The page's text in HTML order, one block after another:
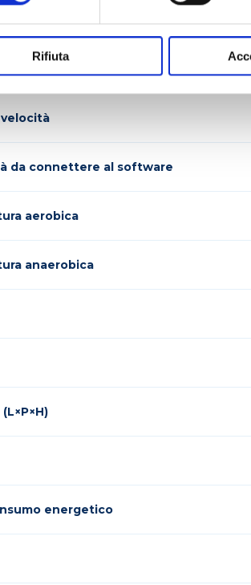
Rifiuta
da connettere al software
aerobica
anaerobica
energetico